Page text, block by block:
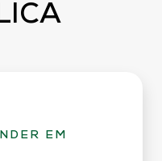
EM